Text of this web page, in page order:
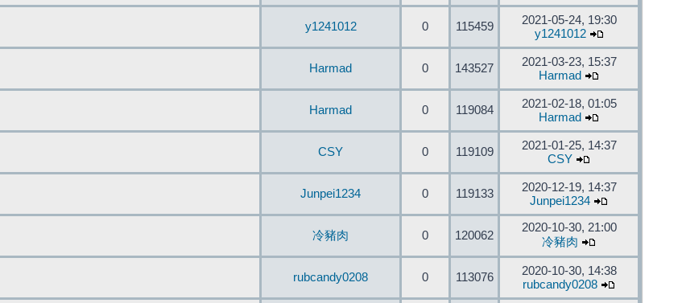
y1241012 0 115459
2021-05-24, 19:30
y1241012
Harmad 0 143527
2021-03-23, 15:37
Harmad
Harmad 0 119084
2021-02-18, 01:05
Harmad
CSY 0 119109
2021-01-25, 14:37
CSY
Junpei1234 0 119133
2020-12-19, 14:37
Junpei1234
冷豬肉 0 120062
2020-10-30, 21:00
冷豬肉
rubcandy0208 0 113076
2020-10-30, 14:38
rubcandy0208